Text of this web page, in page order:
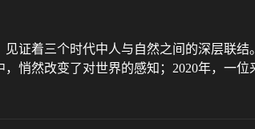
证着三个时代中人与自然之间的深层联
悄然改变了对世界的感知；2020年，一